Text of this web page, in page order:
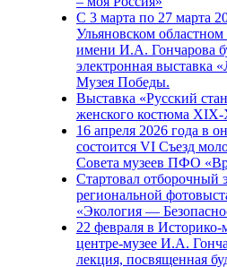
С 3 марта по 27 марта
Ульяновском областном
имени И.А. Гончарова
электронная выставка
Музея Победы.
Выставка «Русский
женского костюма XIX-
16 апреля 2026 года в
состоится VI Съезд
Совета музеев ПФО
Стартовал отборочный
региональной
«Экология —
22 февраля в
центре-музее И.А.
лекция, посвященная